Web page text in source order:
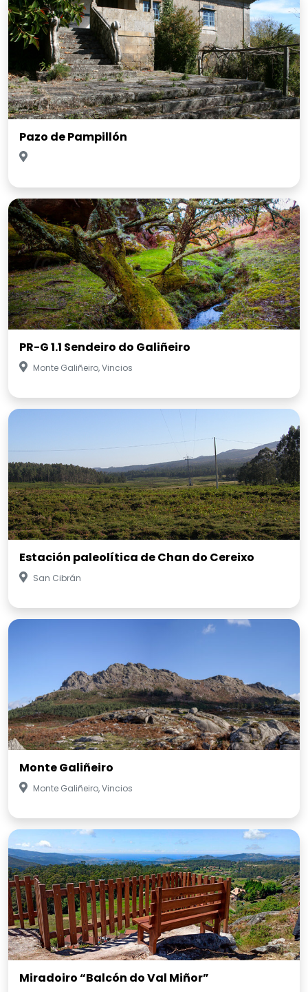
Pazo de Pampillón
PR-G 1.1 Sendeiro do Galiñeiro
Monte Galiñeiro, Vincios
Estación paleolítica de Chan do Cereixo
San Cibrán
Monte Galiñeiro
Monte Galiñeiro, Vincios
Miradoiro “Balcón do Val Miñor”